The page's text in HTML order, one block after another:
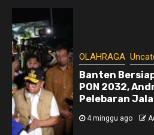
OLAHRAGA
Banten
PON 2032,
Pelebaran
4 minggu ago